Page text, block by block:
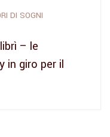
DI SOGNI
– le
in giro per il